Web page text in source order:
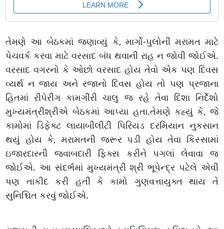
તેમણે આ બેઠકમાં જણાવ્યું કે, માર્ગો-પુલોની મરામત માટે
પેચવર્ક કરવા માટે વરસાદ બંધ થવાની રાહ ન જોવી જોઈએ.
વરસાદ વગરનો કે ઓછો વરસાદ હોય તેવો એક પણ દિવસ
વ્યર્થ ન જાય અને રજાનો દિવસ હોય તો પણ પ્રજાના
હિતમાં રીપેરીંગ કામગીરી ચાલુ જ રહે તેવા દિશા નિર્દેશો
મુખ્યમંત્રીશ્રીએ બેઠકમાં આપ્યા હતા.તેમણે કહ્યું કે, જે
કામોમાં ડિફેક્ટ લાયાબીલીટી પિરિયડ દરમિયાન નુકસાન
થયું હોય કે, મરામતની જરૂર પડી હોય તેવા કિસ્સામાં
ઇજારદારની જવાબદારી ફિક્સ કરીને પગલાં લેવાવા જ
જોઈએ. આ સંદર્ભમાં મુખ્યમંત્રી શ્રી ભૂપેન્દ્ર પટેલે એવી
પણ તાકીદ કરી હતી કે કામો ગુણવત્તાયુક્ત થાય તે
સુનિશ્ચિત કરવું જોઈએ.